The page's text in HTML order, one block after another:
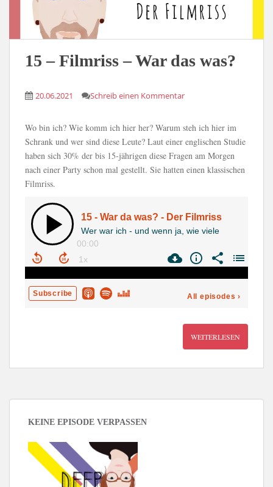
15 – Filmriss – War das was?
20.06.2021 Schreib einen Kommentar
Wo bin ich? Wie komm ich hier her? Warum steh ich hier im
Schrank und wer sind diese Leute? Laut einer englischen Studie
haben sich 30% der bis 15-jährigen diese Fragen am Morgen
nach einer Party schon mal gestellt. Sie hatten einen klassischen
Filmriss.
WEITERLESEN
KEINE EPISODE VERPASSEN